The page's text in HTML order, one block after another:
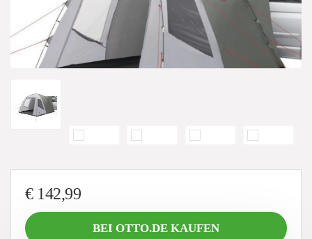
€142,99
BEI OTTO.DE KAUFEN